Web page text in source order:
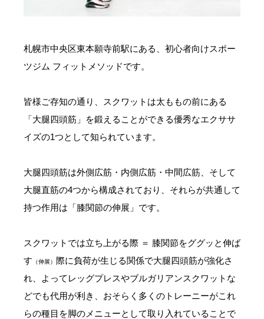
札幌市中央区東本願寺前駅にある、初心者向けスポー
ツジム フィットメソッドです。
皆様ご存知の通り、スクワットは太ももの前にある
「大腿四頭筋」を鍛えることができる優秀なエクササ
イズの1つとして知られています。
大腿四頭筋は外側広筋・内側広筋・中間広筋、そして
大腿直筋の4つから構成されており、それらが共通して
持つ作用は「膝関節の伸展」です。
スクワットでは立ち上がる際 ＝ 膝関節をググッと伸ば
す （伸展） 際に負荷が生じる関係で大腿四頭筋が強化さ
れ、よってレッグプレスやブルガリアンスクワットな
どでも代用が利き、おそらく多くのトレーニーがこれ
らの種目を脚のメニューとして取り入れていることで
お知らせ